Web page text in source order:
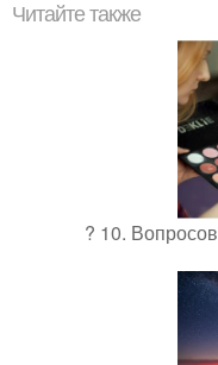
Читайте также
? 10.